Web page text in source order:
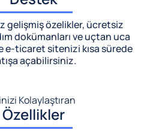
gelişmiş özelikler, ücretsiz
dokümanları ve uçtan uca
e-ticaret sitenizi kısa sürede
açabilirsiniz.
Kolaylaştıran
Özellikler